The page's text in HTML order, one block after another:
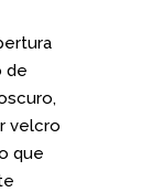
de
velcro
que